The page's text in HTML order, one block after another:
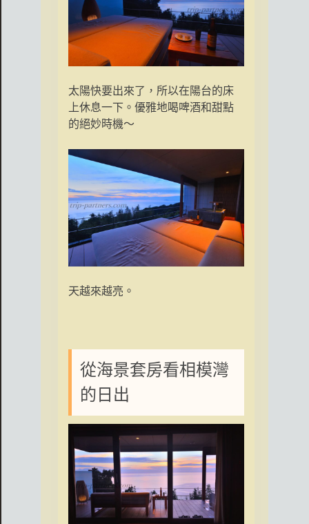
太陽快要出來了，所以在陽台的床
上休息一下。優雅地喝啤酒和甜點
的絕妙時機〜
天越來越亮。
從海景套房看相模灣
的日出